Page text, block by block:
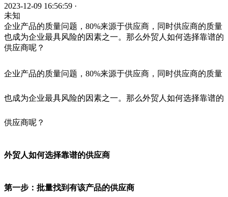
2023-12-09 16:56:59 ·
未知
企业产品的质量问题，80%来源于供应商，同时供应商的质量
也成为企业最具风险的因素之一。那么外贸人如何选择靠谱的
供应商呢？
企业产品的质量问题， 80%来源于供应商，同时供应商的质量
也成为企业最具风险的因素之一。那么外贸人如何选择靠谱的
供应商呢？
外贸人如何选择靠谱的供应商
第一步：批量找到有该产品的供应商